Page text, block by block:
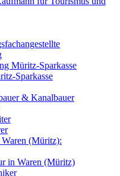
Müritz-Sparkasse
Sparkasse
& Kanalbauer
(Müritz):
in Waren (Müritz)